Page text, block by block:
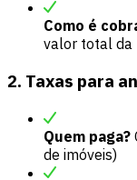
Como é
valor total da
2. Taxas para
Quem paga?
de imóveis)